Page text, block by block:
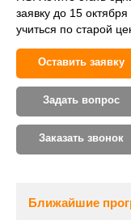
заявку до 15
учиться по старой
Оставить заявку
Задать вопрос
Заказать звонок
Ближайшие